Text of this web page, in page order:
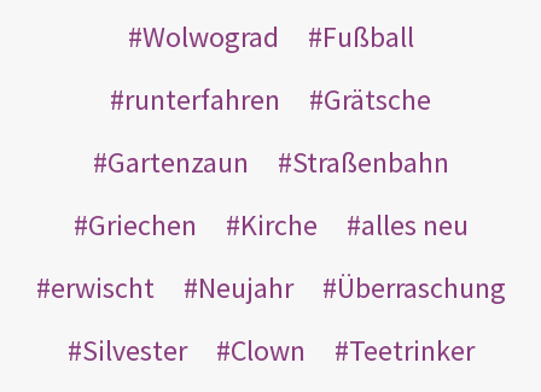
Wolwograd
Fußball
runterfahren
Grätsche
Gartenzaun
Straßenbahn
Griechen
Kirche
alles neu
erwischt
Neujahr
Überraschung
Silvester
Clown
Teetrinker